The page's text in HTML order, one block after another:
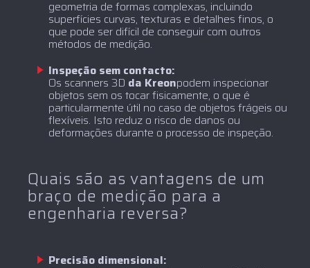
geometria de formas complexas, incluindo
superfícies curvas, texturas e detalhes finos, o
que pode ser difícil de conseguir com outros
métodos de medição.
Inspeção sem contacto:
‍Os scanners 3D da Kreonpodem inspecionar
objetos sem os tocar fisicamente, o que é
particularmente útil no caso de objetos frágeis ou
flexíveis. Isto reduz o risco de danos ou
deformações durante o processo de inspeção.
Quais são as vantagens de um
braço de medição para a
engenharia reversa?
Precisão dimensional: